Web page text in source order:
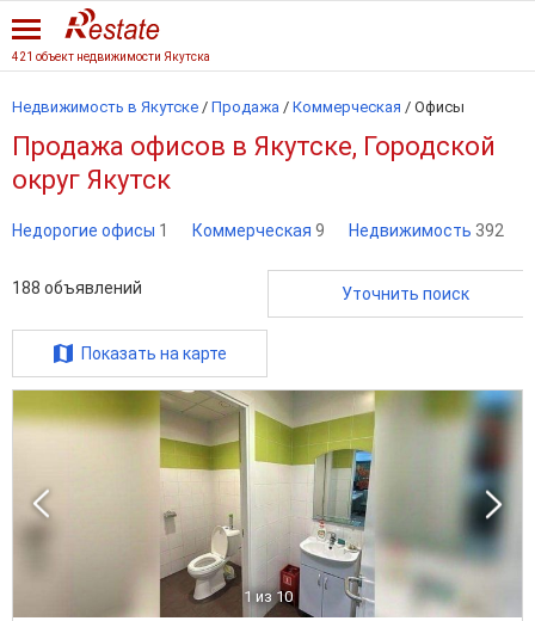
421 объект недвижимости Якутска
Недвижимость в Якутске / Продажа / Коммерческая / Офисы
Продажа офисов в Якутске, Городской
округ Якутск
Недорогие офисы 1 Коммерческая 9 Недвижимость 392
188 объявлений Уточнить поиск
Показать на карте
1 из 10